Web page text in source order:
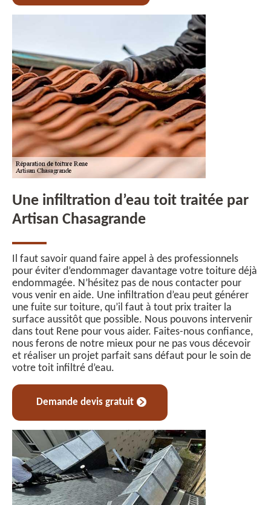
Une infiltration d’eau toit traitée par
Artisan Chasagrande
Il faut savoir quand faire appel à des professionnels
pour éviter d’endommager davantage votre toiture déjà
endommagée. N’hésitez pas de nous contacter pour
vous venir en aide. Une infiltration d’eau peut générer
une fuite sur toiture, qu’il faut à tout prix traiter la
surface aussitôt que possible. Nous pouvons intervenir
dans tout Rene pour vous aider. Faites-nous confiance,
nous ferons de notre mieux pour ne pas vous décevoir
et réaliser un projet parfait sans défaut pour le soin de
votre toit infiltré d’eau.
Demande devis gratuit